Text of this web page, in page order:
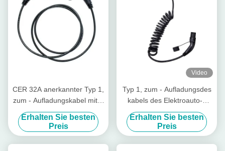
CER 32A anerkannter Typ 1,
zum - Aufladungskabel mit 2
EV des blauen
Verbindungsstück-Steckers
zu schreiben
Erhalten Sie besten
Preis
Video
Typ 1, zum - Aufladungsdes
kabels des Elektroauto-2
IP67 mit Frühlings-Kabel
SAE J1772 zu schreiben
Erhalten Sie besten
Preis